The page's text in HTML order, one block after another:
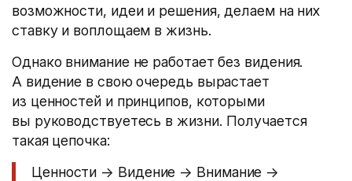
возможности, идеи и решения, делаем на них
ставку и воплощаем в жизнь.
Однако внимание не работает без видения.
А видение в свою очередь вырастает
из ценностей и принципов, которыми
вы руководствуетесь в жизни. Получается
такая цепочка:
Ценности → Видение → Внимание →